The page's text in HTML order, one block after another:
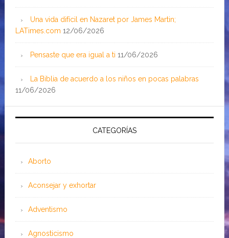
Una vida difícil en Nazaret por James Martin;
LATimes.com 12/06/2026
Pensaste que era igual a ti 11/06/2026
La Biblia de acuerdo a los niños en pocas palabras
11/06/2026
CATEGORÍAS
Aborto
Aconsejar y exhortar
Adventismo
Agnosticismo